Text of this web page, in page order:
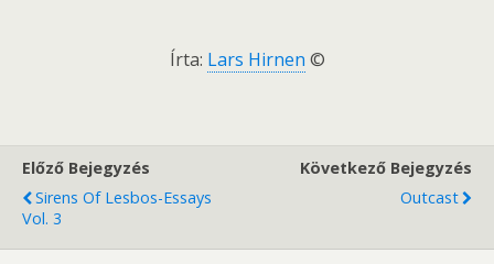
Írta: Lars Hirnen ©
Előző Bejegyzés
Sirens Of Lesbos-Essays
Vol. 3
Következő Bejegyzés
Outcast